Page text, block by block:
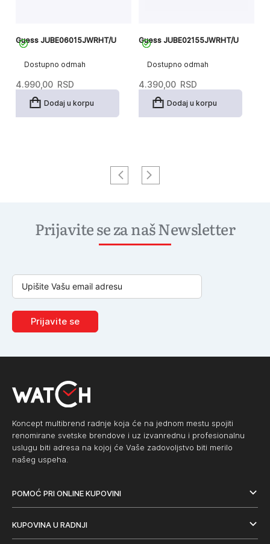
Dostupno odmah
Guess JUBE06015JWRHT/U
4.990,00 RSD
Dodaj u korpu
Dostupno odmah
Guess JUBE02155JWRHT/U
4.390,00 RSD
Dodaj u korpu
Prijavite se za naš Newsletter
Prijavite se
Koncept multibrend radnje koja će na jednom mestu spojiti
renomirane svetske brendove i uz izvanrednu i profesionalnu
uslugu biti adresa na kojoj će Vaše zadovoljstvo biti merilo
našeg uspeha.
POMOĆ PRI ONLINE KUPOVINI
KUPOVINA U RADNJI